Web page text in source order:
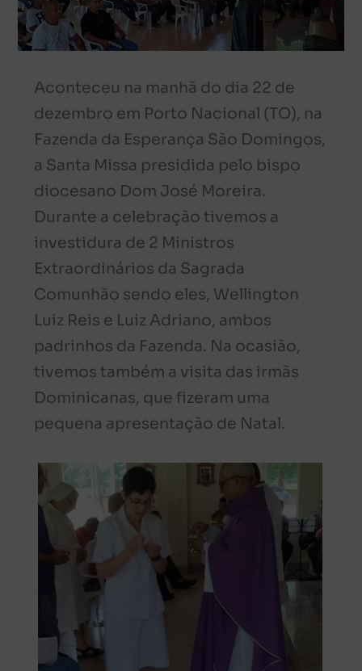
Aconteceu na manhã do dia 22 de
dezembro em Porto Nacional (TO), na
Fazenda da Esperança São Domingos,
a Santa Missa presidida pelo bispo
diocesano Dom José Moreira.
Durante a celebração tivemos a
investidura de 2 Ministros
Extraordinários da Sagrada
Comunhão sendo eles, Wellington
Luiz Reis e Luiz Adriano, ambos
padrinhos da Fazenda. Na ocasião,
tivemos também a visita das irmãs
Dominicanas, que fizeram uma
pequena apresentação de Natal.